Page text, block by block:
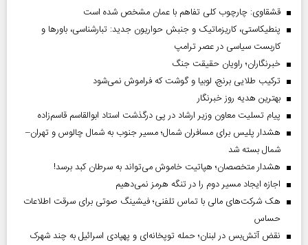
قشقاوی: چارچوب کلی تفاهم با عمان مشخص شده است
پنطیکاستی، کاریزماتیک و جنبش حواریون جدید: تبارشناسی، باور‌ها و
کاربست سیاسی در عصر ترامپ
خبرنگاران؛ راویان حقیقت جنگ
ترکیب طلایی برنج، لوبیا و گوشت که فراموش نمی‌شود
بهترین هدیه روز خبرنگار
پیام تسلیت معاون وزیر ارشاد در پی درگذشت استاد ابوالقاسم قاسم‌زاده
هشدار پلیس برای مسافران شمال؛ مسیر جنوب به شمال چالوس و تهران–
شمال بسته شد
هشدار متخصصان؛ هپاتیت خاموش می‌تواند به سرطان کبد برسد!
اجازه ایجاد مسیر دوم را در تنگه هرمز نمی‌دهیم
هک شرکت‌های مالی با تماس تلفنی؛ فیشینگ صوتی برای سرقت اطلاعات
حساس
نقض آتش‌بس در لبنان؛ حمله توپخانه‌ای و پهپادی اسرائیل به چند شهرک